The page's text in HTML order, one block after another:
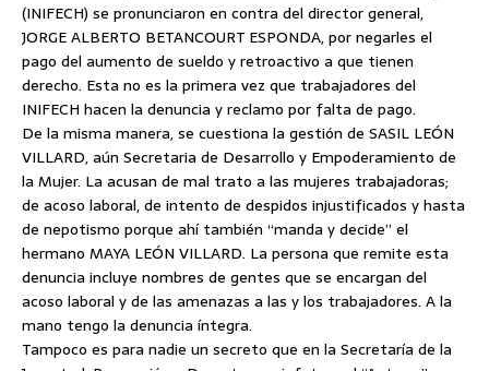
(INIFECH) se pronunciaron en contra del director general,
JORGE ALBERTO BETANCOURT ESPONDA, por negarles el
pago del aumento de sueldo y retroactivo a que tienen
derecho. Esta no es la primera vez que trabajadores del
INIFECH hacen la denuncia y reclamo por falta de pago.
De la misma manera, se cuestiona la gestión de SASIL LEÓN
VILLARD, aún Secretaria de Desarrollo y Empoderamiento de
la Mujer. La acusan de mal trato a las mujeres trabajadoras;
de acoso laboral, de intento de despidos injustificados y hasta
de nepotismo porque ahí también “manda y decide” el
hermano MAYA LEÓN VILLARD. La persona que remite esta
denuncia incluye nombres de gentes que se encargan del
acoso laboral y de las amenazas a las y los trabajadores. A la
mano tengo la denuncia íntegra.
Tampoco es para nadie un secreto que en la Secretaría de la